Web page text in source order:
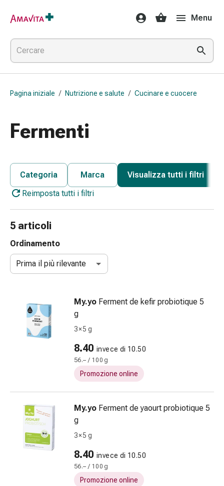
Medicamenti
e
trattamenti
Lesioni
cutanee
e
Compresse
elastiche
dita
Cerotti
di
garza
Bendaggi
adesivi
Bende,
nastri
accessori
Bende
Materiali
medicazione
scottature
Menu
Pagina iniziale / Nutrizione e salute / Cucinare e cuocere
Fermenti
Categoria Marca
Visualizza tutti i filtri
Reimposta tutti i filtri
5 articoli
Ordinamento
Prima il più rilevante
My.yo Ferment de kefir probiotique 5
g
3 × 5 g
8.40 invece di 10.50
56.– / 100 g
Promozione online
My.yo Ferment de yaourt probiotique 5
g
3 × 5 g
8.40 invece di 10.50
56.– / 100 g
Promozione online